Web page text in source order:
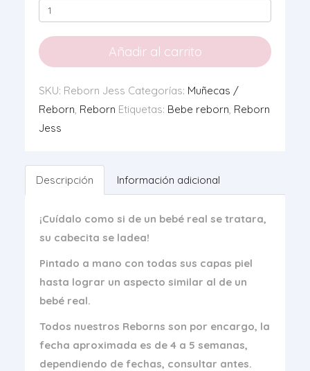
Reborn
Jess
cantidad
Añadir al carrito
SKU: Reborn Jess Categorías: Muñecas /
Reborn, Reborn Etiquetas: Bebe reborn, Reborn
Jess
Descripción Información adicional
¡Cuídalo como si de un bebé real se tratara,
su cabecita se ladea!
Pintado a mano con todas sus capas piel
hasta lograr un aspecto similar al de un
bebé real.
Todos nuestros Reborns son por encargo, la
fecha aproximada es de 4 a 5 semanas,
dependiendo de fechas, consultar antes.